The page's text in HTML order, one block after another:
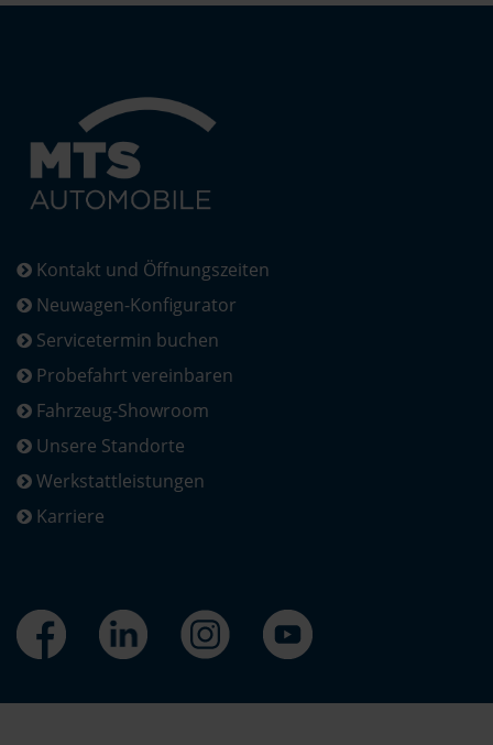
Kontakt und Öffnungszeiten
Neuwagen-Konfigurator
Servicetermin buchen
Probefahrt vereinbaren
Fahrzeug-Showroom
Unsere Standorte
Werkstattleistungen
Karriere